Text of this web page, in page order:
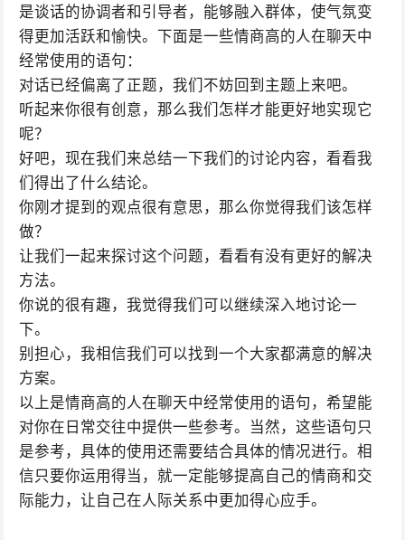
是谈话的协调者和引导者，能够融入群体，使气氛变
得更加活跃和愉快。下面是一些情商高的人在聊天中
经常使用的语句：
对话已经偏离了正题，我们不妨回到主题上来吧。
听起来你很有创意，那么我们怎样才能更好地实现它
呢？
好吧，现在我们来总结一下我们的讨论内容，看看我
们得出了什么结论。
你刚才提到的观点很有意思，那么你觉得我们该怎样
做？
让我们一起来探讨这个问题，看看有没有更好的解决
方法。
你说的很有趣，我觉得我们可以继续深入地讨论一
下。
别担心，我相信我们可以找到一个大家都满意的解决
方案。
以上是情商高的人在聊天中经常使用的语句，希望能
对你在日常交往中提供一些参考。当然，这些语句只
是参考，具体的使用还需要结合具体的情况进行。相
信只要你运用得当，就一定能够提高自己的情商和交
际能力，让自己在人际关系中更加得心应手。